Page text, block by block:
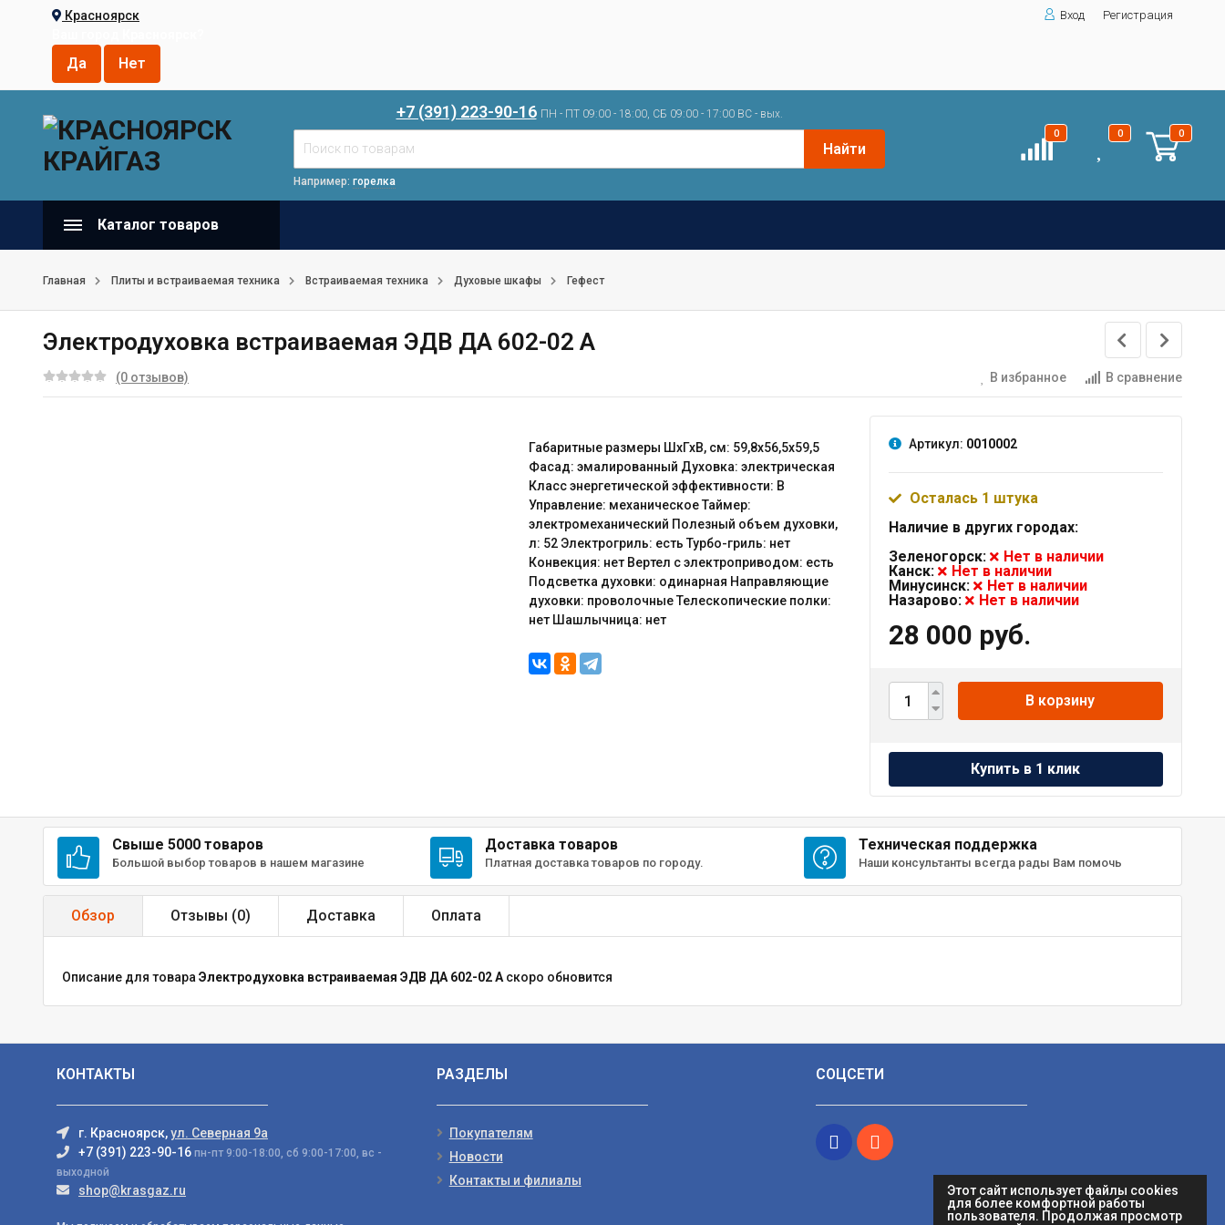
Этот сайт использует файлы cookies
для более комфортной работы
пользователя. Продолжая просмотр
Красноярск
Вход Регистрация
+7 (391) 223-90-16 ПН - ПТ 09:00 - 18:00, СБ 09:00 - 17:00 ВС - вых.
Найти
Например: горелка
0 0 0
Каталог товаров
Главная Плиты и встраиваемая техника Встраиваемая техника Духовые шкафы Гефест
Электродуховка встраиваемая ЭДВ ДА 602-02 А
(0 отзывов) В избранное В сравнение
Габаритные размеры ШхГхВ, см: 59,8х56,5х59,5
Фасад: эмалированный Духовка: электрическая
Класс энергетической эффективности: B
Управление: механическое Таймер:
электромеханический Полезный объем духовки,
л: 52 Электрогриль: есть Турбо-гриль: нет
Конвекция: нет Вертел с электроприводом: есть
Подсветка духовки: одинарная Направляющие
духовки: проволочные Телескопические полки:
нет Шашлычница: нет
Артикул: 0010002
Осталась 1 штука
Наличие в других городах:
Зеленогорск:
Нет в наличии
Канск:
Нет в наличии
Минусинск:
Нет в наличии
Назарово:
Нет в наличии
28 000 руб.
В корзину
Свыше 5000 товаров
Большой выбор товаров в нашем магазине
Доставка товаров
Платная доставка товаров по городу.
Техническая поддержка
Наши консультанты всегда рады Вам помочь
Обзор Отзывы (0) Доставка Оплата
Описание для товара Электродуховка встраиваемая ЭДВ ДА 602-02 А скоро обновится
КОНТАКТЫ
г. Красноярск,ул. Северная 9а
+7 (391) 223-90-16 пн-пт 9:00-18:00, сб 9:00-17:00, вс -
выходной
shop@krasgaz.ru
РАЗДЕЛЫ
Покупателям
Новости
Контакты и филиалы
СОЦСЕТИ